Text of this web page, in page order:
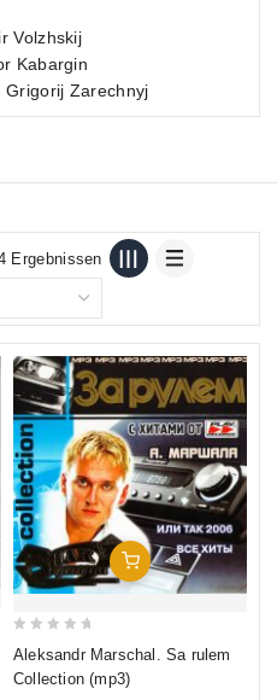
Volzhskij
Kabargin
Grigorij Zarechnyj
Ergebnissen
In Den Warenkorb
Aleksandr Marschal. Sa rulem
Collection (mp3)